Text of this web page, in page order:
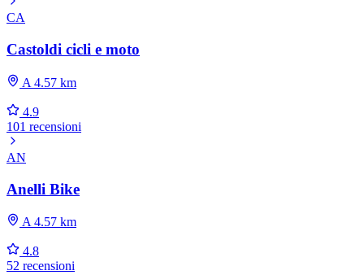
CA
Castoldi cicli e moto
A 4.57 km
4.9
101 recensioni
AN
Anelli Bike
A 4.57 km
4.8
52 recensioni